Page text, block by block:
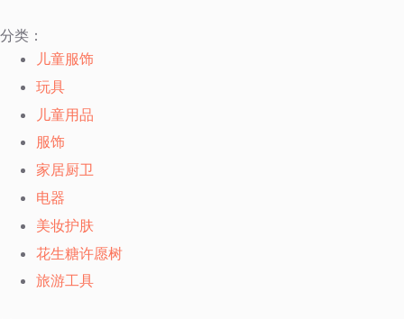
过
内
容
分类：
儿童服饰
玩具
儿童用品
服饰
家居厨卫
电器
美妆护肤
花生糖许愿树
旅游工具